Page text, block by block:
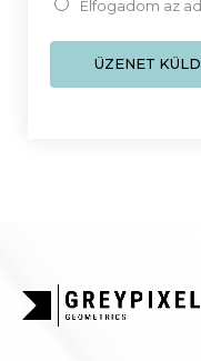
m
Elfogadom az
ÜZENET